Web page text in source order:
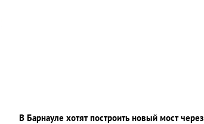
В Барнауле хотят построить новый мост через